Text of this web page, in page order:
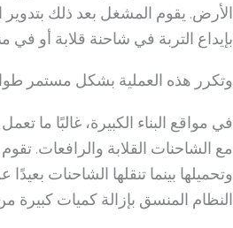
الأرض. يقوم المشغل بعد ذلك بتدوير
بإيداع التربة في شاحنة قلابة أو في
وتكرر هذه العملية بشكل مستمر
في مواقع البناء الكبيرة، غالبًا ما
مع الشاحنات القلابة والرافعات.
وتحميلها بينما تنقلها الشاحنات
النظام المنسق بإزالة كميات